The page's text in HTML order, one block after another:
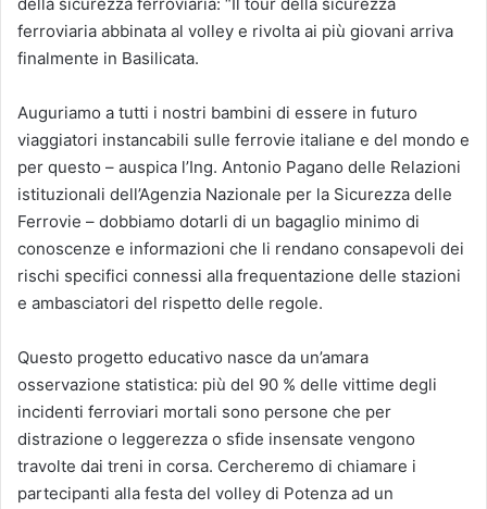
della sicurezza ferroviaria: “Il tour della sicurezza
ferroviaria abbinata al volley e rivolta ai più giovani arriva
finalmente in Basilicata.
Auguriamo a tutti i nostri bambini di essere in futuro
viaggiatori instancabili sulle ferrovie italiane e del mondo e
per questo – auspica l’Ing. Antonio Pagano delle Relazioni
istituzionali dell’Agenzia Nazionale per la Sicurezza delle
Ferrovie – dobbiamo dotarli di un bagaglio minimo di
conoscenze e informazioni che li rendano consapevoli dei
rischi specifici connessi alla frequentazione delle stazioni
e ambasciatori del rispetto delle regole.
Questo progetto educativo nasce da un’amara
osservazione statistica: più del 90 % delle vittime degli
incidenti ferroviari mortali sono persone che per
distrazione o leggerezza o sfide insensate vengono
travolte dai treni in corsa. Cercheremo di chiamare i
partecipanti alla festa del volley di Potenza ad un